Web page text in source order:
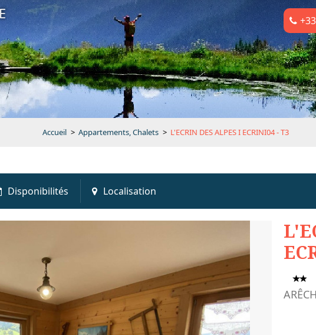
Accueil > Appartements, Chalets > L'ECRIN DES ALPES I ECRINI04 - T3
Disponibilités Localisation